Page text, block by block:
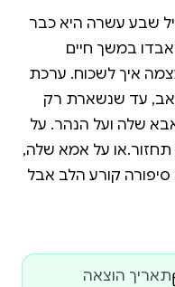
שבע עשרה היא כבר
במשך חיים
איך לשכוח. ערכת
עד שנשארת רק
שלה ועל הנהר. על
על אמא שלה,
קורע הלב אבל
אמיץ של צעירה
שתורגמו
בטוסון, אריזונה.
תאריך הוצאה